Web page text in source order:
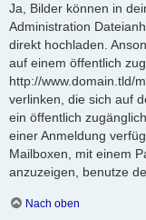
Ja, Bilder können in
Administration
direkt hochladen.
auf einem öffentlich
http://www.domain.tld/
verlinken, die sich auf
ein öffentlich
einer Anmeldung
Mailboxen, mit einem
anzuzeigen, benutze
Nach oben